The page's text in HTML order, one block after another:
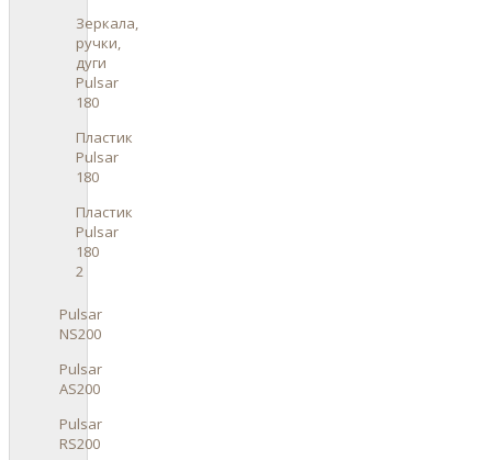
Зеркала,
ручки,
дуги
Pulsar
180
Пластик
Pulsar
180
Пластик
Pulsar
180
2
Pulsar
NS200
Pulsar
AS200
Pulsar
RS200